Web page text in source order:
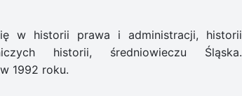
w historii prawa i administracji, historii
historii, średniowieczu Śląska.
1992 roku.